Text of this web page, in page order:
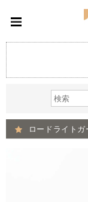
ロードライト